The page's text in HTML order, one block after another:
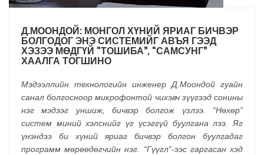
Д.МООНДОЙ: МОНГОЛ ХҮНИЙ ЯРИАГ БИЧВЭР
БОЛГОДОГ ЭНЭ СИСТЕМИЙГ АВЪЯ ГЭЭД
ХЭЗЭЭ МӨДГҮЙ “ТОШИБА”, “САМСУНГ”
ХААЛГА ТОГШИНО
Мэдээллийн технологийн инженер Д.Моондой гуайн
санал болгосноор микрофонтой чихэвч зүүгээд сонины
нэг мэдээг уншиж, бичвэрболгож үзлээ. “Нөхөр”
систем миний хэлснийг үг үсэггүй буулгана лээ. Яг
үнэндээ би хүний яриаг бичвэр болгон буулгадаг
программ мөрөөдөгчийн нэг. “Гүүгл”-ээс гаргасан хэд